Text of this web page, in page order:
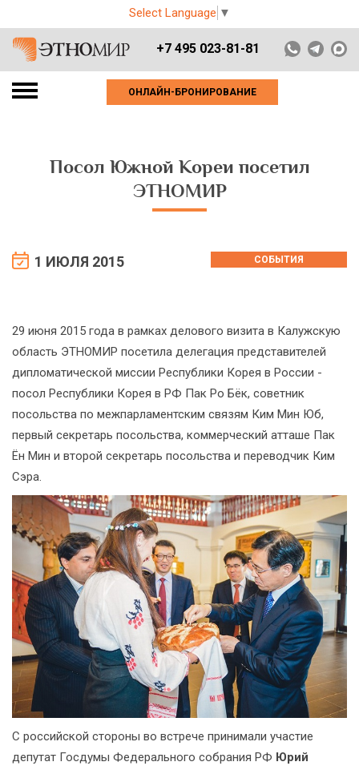
Select Language ▼
+7 495 023-81-81
ОНЛАЙН-БРОНИРОВАНИЕ
Посол Южной Кореи посетил
ЭТНОМИР
1 ИЮЛЯ 2015 СОБЫТИЯ
29 июня 2015 года в рамках делового визита в Калужскую
область ЭТНОМИР посетила делегация представителей
дипломатической миссии Республики Корея в России -
посол Республики Корея в РФ Пак Ро Бёк, советник
посольства по межпарламентским связям Ким Мин Юб,
первый секретарь посольства, коммерческий атташе Пак
Ён Мин и второй секретарь посольства и переводчик Ким
Сэра.
С российской стороны во встрече принимали участие
депутат Госдумы Федерального собрания РФ Юрий